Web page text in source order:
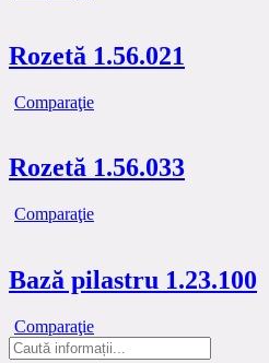
Rozetă 1.56.021
Comparaţie
Rozetă 1.56.033
Comparaţie
Bază pilastru 1.23.100
Comparaţie